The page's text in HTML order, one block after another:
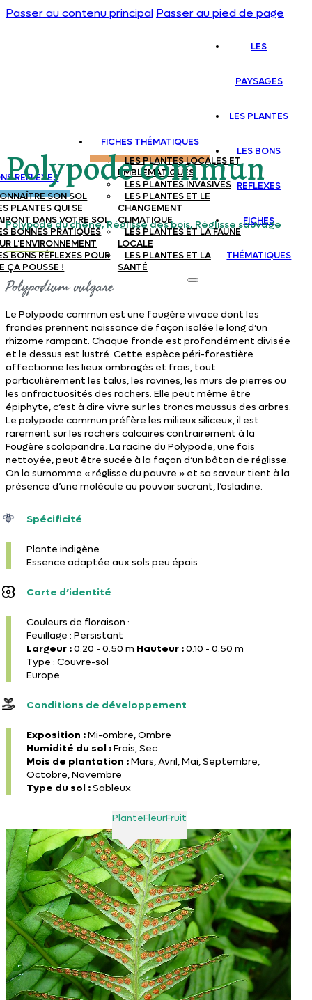
Passer au contenu principal Passer au pied de page
REFLEXES
SON SOL
PLANTES QUI SE
DANS VOTRE SOL
BONNES PRATIQUES
L’ENVIRONNEMENT
BONS RÉFLEXES POUR
ÇA POUSSE !
FICHES THÉMATIQUES
LES PLANTES LOCALES ET
EMBLEMATIQUES
LES PLANTES INVASIVES
LES PLANTES ET LE
CHANGEMENT
CLIMATIQUE
LES PLANTES ET LA FAUNE
LOCALE
LES PLANTES ET LA
SANTÉ
LES
PAYSAGES
LES PLANTES
LES BONS
REFLEXES
FICHES
THÉMATIQUES
Polypode commun
Polypode du chêne, Réglisse des bois, Réglisse sauvage
Polypodium vulgare
Le Polypode commun est une fougère vivace dont les
frondes prennent naissance de façon isolée le long d’un
rhizome rampant. Chaque fronde est profondément divisée
et le dessus est lustré. Cette espèce péri-forestière
affectionne les lieux ombragés et frais, tout
particulièrement les talus, les ravines, les murs de pierres ou
les anfractuosités des rochers. Elle peut même être
épiphyte, c’est à dire vivre sur les troncs moussus des arbres.
Le polypode commun préfère les milieux siliceux, il est
rarement sur les rochers calcaires contrairement à la
Fougère scolopandre. La racine du Polypode, une fois
nettoyée, peut être sucée à la façon d’un bâton de réglisse.
On la surnomme « réglisse du pauvre » et sa saveur tient à la
présence d’une molécule au pouvoir sucrant, l’osladine.
Spécificité
Plante indigène
Essence adaptée aux sols peu épais
Carte d’identité
Couleurs de floraison :
Feuillage : Persistant
Largeur :0.20 - 0.50 m Hauteur :0.10 - 0.50 m
Type : Couvre-sol
Europe
Conditions de développement
Exposition :Mi-ombre, Ombre
Humidité du sol :Frais, Sec
Mois de plantation :Mars, Avril, Mai, Septembre,
Octobre, Novembre
Type du sol :Sableux
PlanteFleurFruit